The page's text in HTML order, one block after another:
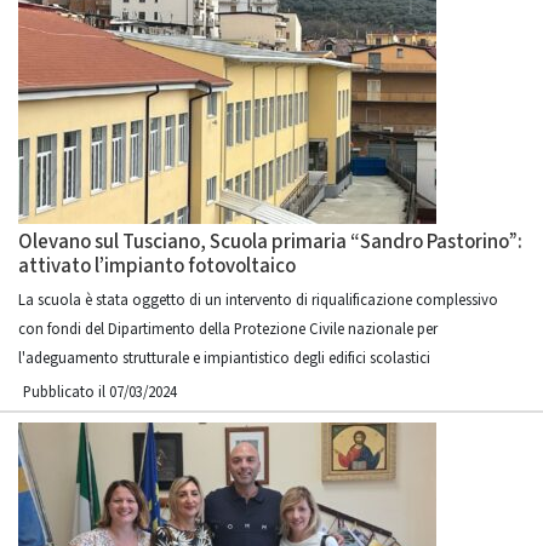
Olevano sul Tusciano, Scuola primaria “Sandro Pastorino”:
attivato l’impianto fotovoltaico
La scuola è stata oggetto di un intervento di riqualificazione complessivo
con fondi del Dipartimento della Protezione Civile nazionale per
l'adeguamento strutturale e impiantistico degli edifici scolastici
Pubblicato il 07/03/2024